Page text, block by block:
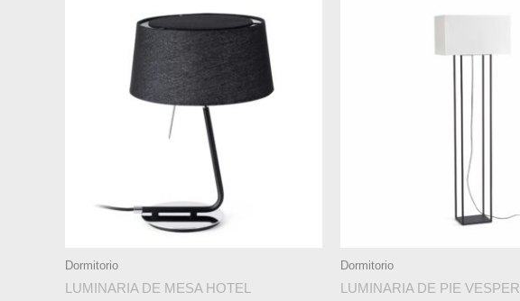
Dormitorio
LUMINARIA DE MESA HOTEL
Dormitorio
LUMINARIA DE PIE VESPER